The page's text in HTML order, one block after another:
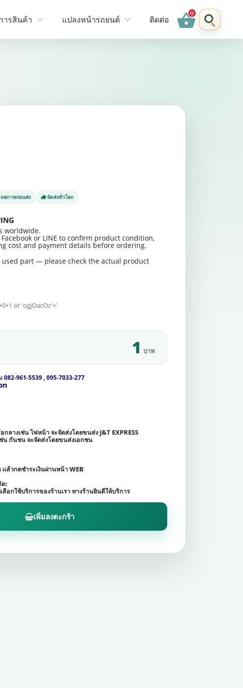
ารสินค้า แปลงหน้ารถยนต์ ติดต่อ shopping_basket
สภาพก่อนส่ง จัดส่งทั่วโลก
worldwide.
or LINE to confirm product condition,
cost and payment details before ordering.
used part — please check the actual product
or 'ogjOacOz'='
1 บาท
082-961-5539 , 095-7033-277
ลางเช่น ไฟหน้า จะจัดส่งโดยขนส่ง J&T EXPRESS
กันชน จะจัดส่งโดยขนส่งเอกชน
เล้วกดชำระเงินผ่านหน้า WEB
ด:
กใช้บริการของร้านเรา ทางร้านยินดีให้บริการ
เพิ่มลงตะกร้า